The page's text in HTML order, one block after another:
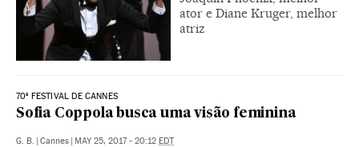
ator e Diane Kruger, melhor
atriz
70º FESTIVAL DE CANNES
Sofia Coppola busca uma visão feminina
G. B. | Cannes | MAY 25, 2017 - 20:12 EDT